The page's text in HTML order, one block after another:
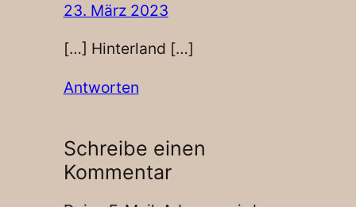
23. März 2023
[…] Hinterland […]
Antworten
Schreibe einen
Kommentar